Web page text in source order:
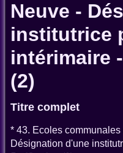
Neuve -
institutrice
intérimaire
(2)
Titre complet
* 43. Ecoles
Désignation d'une